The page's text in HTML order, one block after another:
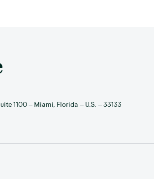
1100 – Miami, Florida – U.S. – 33133